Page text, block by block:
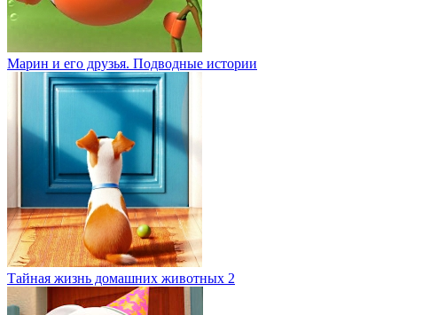
Марин и его друзья. Подводные истории
Тайная жизнь домашних животных 2